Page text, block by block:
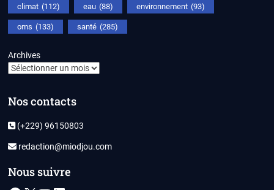
climat (112) eau (88) environnement (93)
oms (133) santé (285)
Archives
Nos contacts
(+229) 96150803
redaction@miodjou.com
Nous suivre